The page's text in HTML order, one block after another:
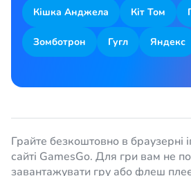
Кішка Анджела Кіт Том
Зомботрон Гугл Яндекс
Грайте безкоштовно в браузерні
сайті GamesGo. Для гри вам не
завантажувати гру або флеш